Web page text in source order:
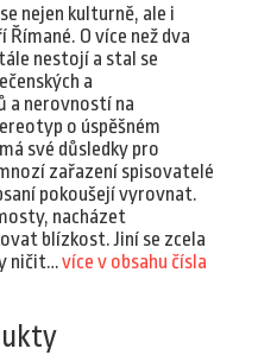
nejen kulturně, ale i
O více než dva
nestojí a stal se
a
a nerovností na
o úspěšném
své důsledky pro
zařazení spisovatelé
pokoušejí vyrovnat.
nacházet
blízkost. Jiní se zcela
ničit…více v obsahu čísla